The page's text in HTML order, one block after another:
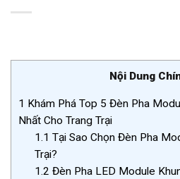
Nội Dung
1 Khám Phá Top 5 Đèn Pha
Nhất Cho Trang Trại
1.1 Tại Sao Chọn Đèn Pha
Trại?
1.2 Đèn Pha LED Module